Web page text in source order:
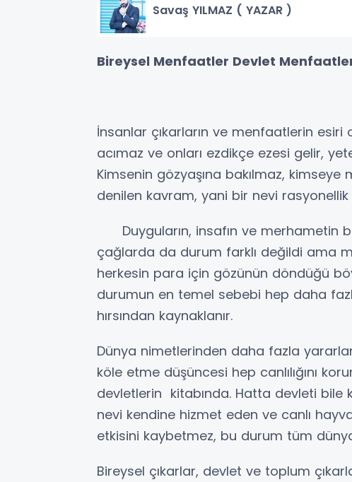
Savaş YILMAZ ( YAZAR )
Bireysel Menfaatler Devlet
İnsanlar çıkarların ve menfaatlerin
acımaz ve onları ezdikçe ezesi gelir,
Kimsenin gözyaşına bakılmaz, kimseye
denilen kavram, yani bir nevi
Duyguların, insafın ve merhametin
çağlarda da durum farklı değildi ama
herkesin para için gözünün döndüğü
durumun en temel sebebi hep daha
hırsından kaynaklanır.
Dünya nimetlerinden daha fazla
köle etme düşüncesi hep canlılığını
devletlerin kitabında. Hatta devleti bile
nevi kendine hizmet eden ve canlı
etkisini kaybetmez, bu durum tüm
Bireysel çıkarlar, devlet ve toplum